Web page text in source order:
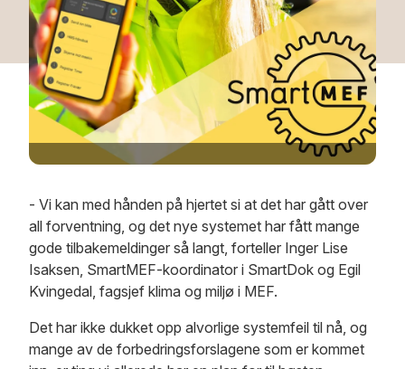
- Vi kan med hånden på hjertet si at det har gått over
all forventning, og det nye systemet har fått mange
gode tilbakemeldinger så langt, forteller Inger Lise
Isaksen, SmartMEF-koordinator i SmartDok og Egil
Kvingedal, fagsjef klima og miljø i MEF.
Det har ikke dukket opp alvorlige systemfeil til nå, og
mange av de forbedringsforslagene som er kommet